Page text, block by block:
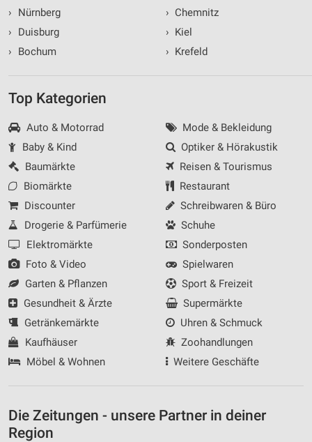
›
Nürnberg
›
Duisburg
›
Bochum
› Chemnitz
› Kiel
› Krefeld
Top Kategorien
Auto & Motorrad
Baby & Kind
Baumärkte
Biomärkte
Discounter
Drogerie & Parfümerie
Elektromärkte
Foto & Video
Garten & Pflanzen
Gesundheit & Ärzte
Getränkemärkte
Kaufhäuser
Möbel & Wohnen
Mode & Bekleidung
Optiker & Hörakustik
Reisen & Tourismus
Restaurant
Schreibwaren & Büro
Schuhe
Sonderposten
Spielwaren
Sport & Freizeit
Supermärkte
Uhren & Schmuck
Zoohandlungen
Weitere Geschäfte
Die Zeitungen - unsere Partner in deiner
Region